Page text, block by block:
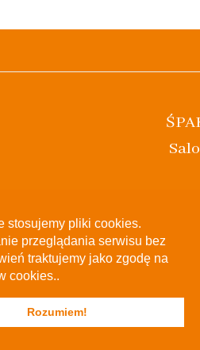
stosujemy pliki cookies.
przeglądania serwisu bez
traktujemy jako zgodę na
cookies..
Rozumiem!